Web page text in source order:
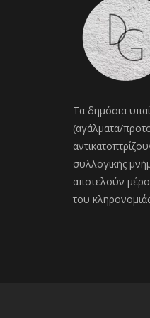
Τα δημόσια
(αγάλματα/
συλλογικής
αποτελούν
του